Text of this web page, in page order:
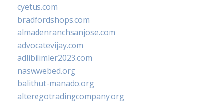
cyetus.com
bradfordshops.com
almadenranchsanjose.com
advocatevijay.com
adlibilimler2023.com
naswwebed.org
balithut-manado.org
alteregotradingcompany.org